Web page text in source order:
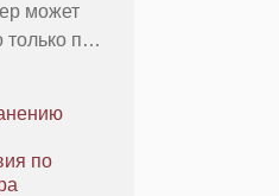
может
при
Вот
по